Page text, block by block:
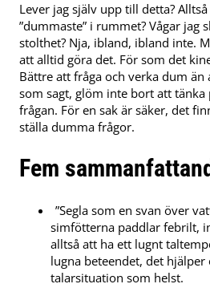
Lever jag själv upp till detta?
”dummaste” i rummet? Vågar jag
stolthet? Nja, ibland, ibland inte.
att alltid göra det. För som det
Bättre att fråga och verka dum än
som sagt, glöm inte bort att tänka
frågan. För en sak är säker, det
ställa dumma frågor.
Fem
”Segla som en svan över
simfötterna paddlar febrilt,
alltså att ha ett lugnt
lugna beteendet, det hjälper
talarsituation som helst.